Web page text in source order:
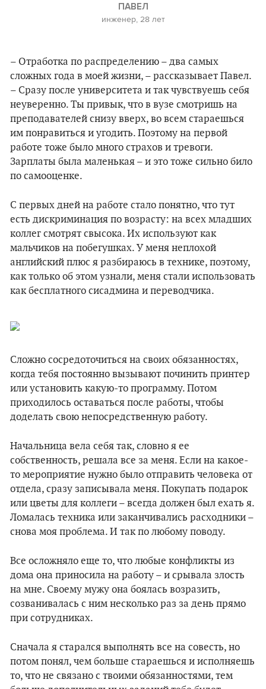
ПАВЕЛ
инженер, 28 лет
– Отработка по распределению – два самых
сложных года в моей жизни, – рассказывает Павел.
– Сразу после университета и так чувствуешь себя
неуверенно. Ты привык, что в вузе смотришь на
преподавателей снизу вверх, во всем стараешься
им понравиться и угодить. Поэтому на первой
работе тоже было много страхов и тревоги.
Зарплаты была маленькая – и это тоже сильно било
по самооценке.
С первых дней на работе стало понятно, что тут
есть дискриминация по возрасту: на всех младших
коллег смотрят свысока. Их используют как
мальчиков на побегушках. У меня неплохой
английский плюс я разбираюсь в технике, поэтому,
как только об этом узнали, меня стали использовать
как бесплатного сисадмина и переводчика.
Сложно сосредоточиться на своих обязанностях,
когда тебя постоянно вызывают починить принтер
или установить какую-то программу. Потом
приходилось оставаться после работы, чтобы
доделать свою непосредственную работу.
Начальница вела себя так, словно я ее
собственность, решала все за меня. Если на какое-
то мероприятие нужно было отправить человека от
отдела, сразу записывала меня. Покупать подарок
или цветы для коллеги – всегда должен был ехать я.
Ломалась техника или заканчивались расходники –
снова моя проблема. И так по любому поводу.
Все осложняло еще то, что любые конфликты из
дома она приносила на работу – и срывала злость
на мне. Своему мужу она боялась возразить,
созванивалась с ним несколько раз за день прямо
при сотрудниках.
Сначала я старался выполнять все на совесть, но
потом понял, чем больше стараешься и исполняешь
то, что не связано с твоими обязанностями, тем